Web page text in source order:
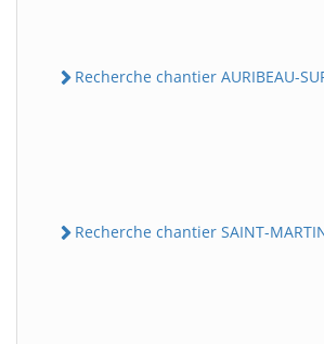
Recherche chantier AURIBEAU-
Recherche chantier SAINT-